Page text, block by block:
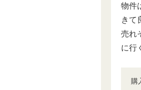
物件
きて
売れ
に行
購